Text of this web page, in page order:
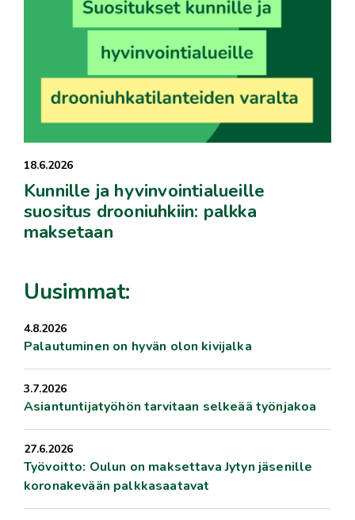
18.6.2026
Kunnille ja hyvinvointialueille
suositus drooniuhkiin: palkka
maksetaan
Uusimmat:
4.8.2026
Palautuminen on hyvän olon kivijalka
3.7.2026
Asiantuntijatyöhön tarvitaan selkeää työnjakoa
27.6.2026
Työvoitto: Oulun on maksettava Jytyn jäsenille
koronakevään palkkasaatavat